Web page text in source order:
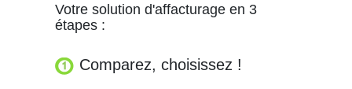
Votre solution d'affacturage en 3
étapes :
Comparez, choisissez !